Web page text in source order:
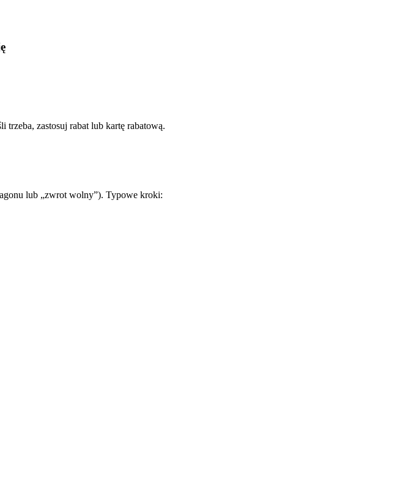
zastosuj rabat lub kartę rabatową.
lub „zwrot wolny”). Typowe kroki: